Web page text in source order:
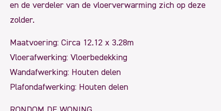
en de verdeler van de vloerverwarming zich op deze
zolder.
Maatvoering: Circa 12.12 x 3.28m
Vloerafwerking: Vloerbedekking
Wandafwerking: Houten delen
Plafondafwerking: Houten delen